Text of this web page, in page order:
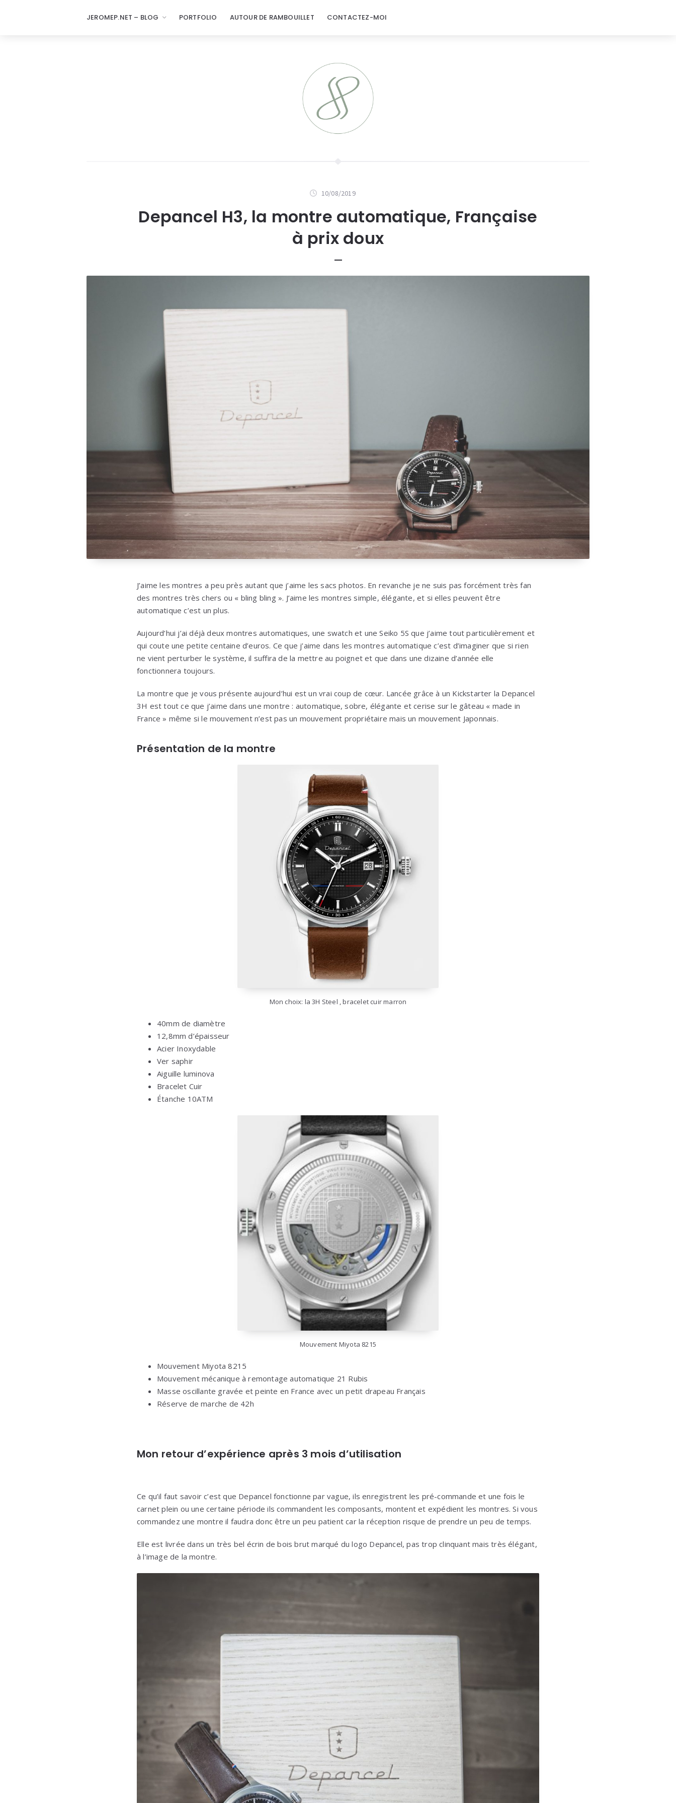
JEROMEP.NET – BLOG PORTFOLIO AUTOUR DE RAMBOUILLET CONTACTEZ-MOI
10/08/2019
Depancel H3, la montre automatique, Française
à prix doux
J’aime les montres a peu près autant que j’aime les sacs photos. En revanche je ne suis pas forcément très fan
des montres très chers ou « bling bling ». J’aime les montres simple, élégante, et si elles peuvent être
automatique c’est un plus.
Aujourd’hui j’ai déjà deux montres automatiques, une swatch et une Seiko 5S que j’aime tout particulièrement et
qui coute une petite centaine d’euros. Ce que j’aime dans les montres automatique c’est d’imaginer que si rien
ne vient perturber le système, il suffira de la mettre au poignet et que dans une dizaine d’année elle
fonctionnera toujours.
La montre que je vous présente aujourd’hui est un vrai coup de cœur. Lancée grâce à un Kickstarter la Depancel
3H est tout ce que j’aime dans une montre : automatique, sobre, élégante et cerise sur le gâteau « made in
France » même si le mouvement n’est pas un mouvement propriétaire mais un mouvement Japonnais.
Présentation de la montre
Mon choix: la 3H Steel , bracelet cuir marron
40mm de diamètre
12,8mm d’épaisseur
Acier Inoxydable
Ver saphir
Aiguille luminova
Bracelet Cuir
Étanche 10ATM
Mouvement Miyota 8215
Mouvement Miyota 8215
Mouvement mécanique à remontage automatique 21 Rubis
Masse oscillante gravée et peinte en France avec un petit drapeau Français
Réserve de marche de 42h
Mon retour d’expérience après 3 mois d’utilisation
Ce qu’il faut savoir c’est que Depancel fonctionne par vague, ils enregistrent les pré-commande et une fois le
carnet plein ou une certaine période ils commandent les composants, montent et expédient les montres. Si vous
commandez une montre il faudra donc être un peu patient car la réception risque de prendre un peu de temps.
Elle est livrée dans un très bel écrin de bois brut marqué du logo Depancel, pas trop clinquant mais très élégant,
à l’image de la montre.